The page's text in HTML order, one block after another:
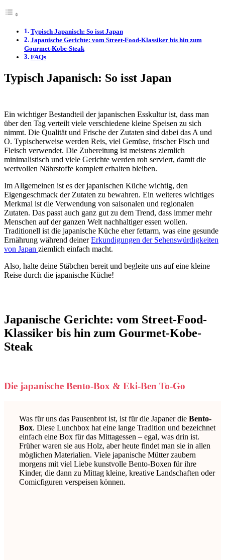
Typisch Japanisch: So isst Japan
Japanische Gerichte: vom Street-Food-Klassiker bis hin zum
Gourmet-Kobe-Steak
FAQs
Typisch Japanisch: So isst Japan
Ein wichtiger Bestandteil der japanischen Esskultur ist, dass man
über den Tag verteilt viele verschiedene kleine Speisen zu sich
nimmt. Die Qualität und Frische der Zutaten sind dabei das A und
O. Typischerweise werden Reis, viel Gemüse, frischer Fisch und
Fleisch verwendet. Die Zubereitung ist meistens ziemlich
minimalistisch und viele Gerichte werden roh serviert, damit die
wertvollen Nährstoffe komplett erhalten bleiben.
Im Allgemeinen ist es der japanischen Küche wichtig, den
Eigengeschmack der Zutaten zu bewahren. Ein weiteres wichtiges
Merkmal ist die Verwendung von saisonalen und regionalen
Zutaten. Das passt auch ganz gut zu dem Trend, dass immer mehr
Menschen auf der ganzen Welt nachhaltiger essen wollen.
Traditionell ist die japanische Küche eher fettarm, was eine gesunde
Ernährung während deinerErkundigungen der Sehenswürdigkeiten
von Japan ziemlich einfach macht.
Also, halte deine Stäbchen bereit und begleite uns auf eine kleine
Reise durch die japanische Küche!
Japanische Gerichte: vom Street-Food-
Klassiker bis hin zum Gourmet-Kobe-
Steak
Die japanische Bento-Box & Eki-Ben To-Go
Was für uns das Pausenbrot ist, ist für die Japaner die Bento-
Box. Diese Lunchbox hat eine lange Tradition und bezeichnet
einfach eine Box für das Mittagessen – egal, was drin ist.
Früher waren sie aus Holz, aber heute findet man sie in allen
möglichen Materialien. Viele japanische Mütter zaubern
morgens mit viel Liebe kunstvolle Bento-Boxen für ihre
Kinder, die dann zu Mittag kleine, kreative Landschaften oder
Comicfiguren verspeisen können.